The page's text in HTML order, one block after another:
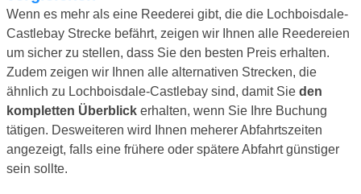
Wenn es mehr als eine Reederei gibt, die die Lochboisdale-
Castlebay Strecke befährt, zeigen wir Ihnen alle Reedereien
um sicher zu stellen, dass Sie den besten Preis erhalten.
Zudem zeigen wir Ihnen alle alternativen Strecken, die
ähnlich zu Lochboisdale-Castlebay sind, damit Sie den
kompletten Überblick erhalten, wenn Sie Ihre Buchung
tätigen. Desweiteren wird Ihnen meherer Abfahrtszeiten
angezeigt, falls eine frühere oder spätere Abfahrt günstiger
sein sollte.